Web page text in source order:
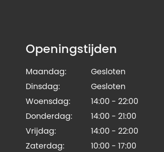
Openingstijden
Maandag:
Gesloten
Dinsdag:
Gesloten
Woensdag:
14:00 - 22:00
Donderdag:
14:00 - 21:00
Vrijdag:
14:00 - 22:00
Zaterdag:
10:00 - 17:00